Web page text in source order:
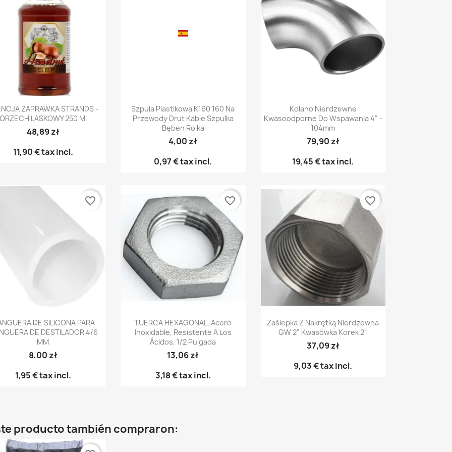
Vista rápida
ZAPRAWKA STRANDS -
ORZECH LASKOWY 250 Ml
48,89 zł
11,90 €tax incl.
Vista rápida
Szpula Plastikowa K160 160 Na
Przewody Drut Kable Szpulka
Bęben Rolka
4,00 zł
0,97 €tax incl.
Vista rápida
Kolano Nierdzewne
Kwasoodporne Do Wspawania 4" -
104mm
79,90 zł
19,45 €tax incl.
Vista rápida
DE SILICONA PARA
DE DESTILADOR 4/6
MM
8,00 zł
1,95 €tax incl.
favorite_border
Vista rápida
TUERCA HEXAGONAL, Acero
Inoxidable, Resistente A Los
Ácidos, 1/2 Pulgada
13,06 zł
3,18 €tax incl.
favorite_border
 Vista rápida
Zaślepka Z Nakrętką Nierdzewna
GW 2" Kwasówka Korek 2"
37,09 zł
9,03 €tax incl.
favorite_border
producto también compraron: